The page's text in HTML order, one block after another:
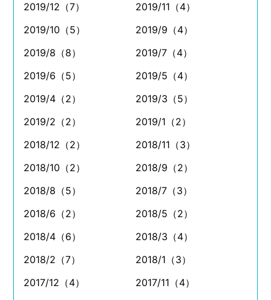
2019/12（7）
2019/11（4）
2019/10（5）
2019/9（4）
2019/8（8）
2019/7（4）
2019/6（5）
2019/5（4）
2019/4（2）
2019/3（5）
2019/2（2）
2019/1（2）
2018/12（2）
2018/11（3）
2018/10（2）
2018/9（2）
2018/8（5）
2018/7（3）
2018/6（2）
2018/5（2）
2018/4（6）
2018/3（4）
2018/2（7）
2018/1（3）
2017/12（4）
2017/11（4）